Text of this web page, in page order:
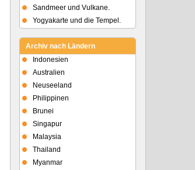
Sandmeer und Vulkane.
Yogyakarte und die Tempel.
Archiv nach Ländern
Indonesien
Australien
Neuseeland
Philippinen
Brunei
Singapur
Malaysia
Thailand
Myanmar